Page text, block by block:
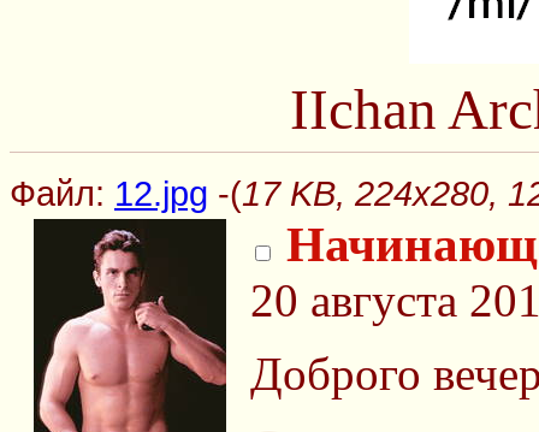
IIchan
Файл: 12.jpg -(17 KB, 224x280,
20 августа
Доброго